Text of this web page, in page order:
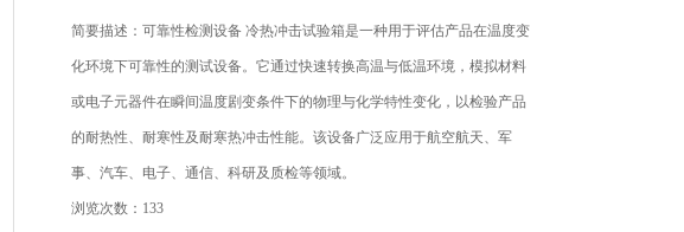
简要描述：可靠性检测设备 冷热冲击试验箱是一种用于评估产品在温度变
化环境下可靠性的测试设备。它通过快速转换高温与低温环境，模拟材料
或电子元器件在瞬间温度剧变条件下的物理与化学特性变化，以检验产品
的耐热性、耐寒性及耐寒热冲击性能。该设备广泛应用于航空航天、军
事、汽车、电子、通信、科研及质检等领域。
浏览次数：133